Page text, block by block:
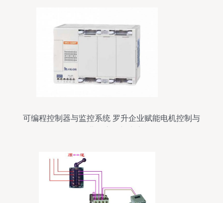
可编程控制器与监控系统 罗升企业赋能电机控制与